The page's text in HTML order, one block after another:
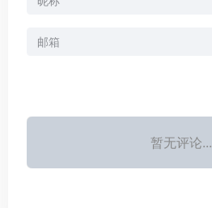
暂无评论...